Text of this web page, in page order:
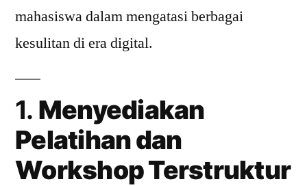
mahasiswa dalam mengatasi berbagai
kesulitan di era digital.
1. Menyediakan
Pelatihan dan
Workshop Terstruktur